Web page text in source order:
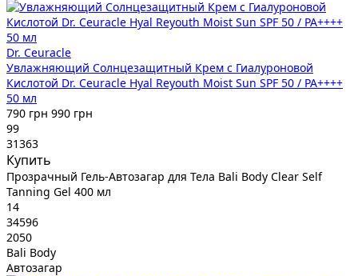
Dr. Ceuracle
Увлажняющий Солнцезащитный Крем с Гиалуроновой
Кислотой Dr. Ceuracle Hyal Reyouth Moist Sun SPF 50 / PA++++
50 мл
790 грн 990 грн
99
31363
Купить
Прозрачный Гель-Автозагар для Тела Bali Body Clear Self
Tanning Gel 400 мл
14
34596
2050
Bali Body
Автозагар